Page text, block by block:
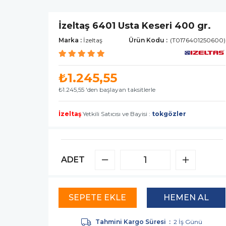
İzeltaş 6401 Usta Keseri 400 gr.
Marka : İzeltaş (T0176401250600)
₺1.245,55
₺1.245,55 'den başlayan taksitlerle
İzeltaşYetkili Satıcısı ve Bayisi : tokgözler
ADET
Tahmini Kargo Süresi : 2 İş Günü